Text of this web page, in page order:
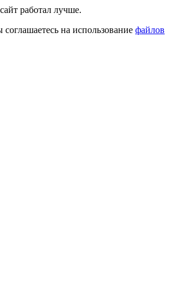
работал лучше.
соглашаетесь на использование файлов